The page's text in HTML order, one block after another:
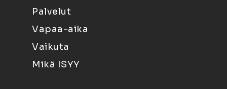
Palvelut
Vapaa-aika
Vaikuta
Mikä ISYY